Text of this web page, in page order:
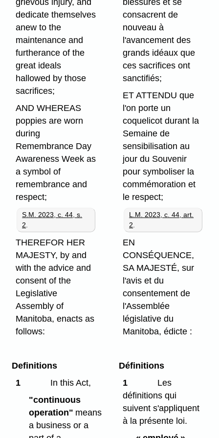
dedicate themselves
anew to the
maintenance and
furtherance of the
great ideals
hallowed by those
sacrifices;
AND WHEREAS
poppies are worn
during
Remembrance Day
Awareness Week as
a symbol of
remembrance and
respect;
S.M. 2023, c. 44, s.
2
consacrent de
nouveau à
l'avancement des
grands idéaux que
ces sacrifices ont
sanctifiés;
ET ATTENDU que
l'on porte un
coquelicot durant la
Semaine de
sensibilisation au
jour du Souvenir
pour symboliser la
commémoration et
le respect;
L.M. 2023, c. 44, art.
2
THEREFOR HER
MAJESTY, by and
with the advice and
consent of the
Legislative
Assembly of
Manitoba, enacts as
follows:
EN
CONSÉQUENCE,
SA MAJESTÉ, sur
l'avis et du
consentement de
l'Assemblée
législative du
Manitoba, édicte :
Definitions
1
In this Act,
"continuous
operation" means
a business or a
Définitions
1
Les
définitions qui
suivent s'appliquent
à la présente loi.